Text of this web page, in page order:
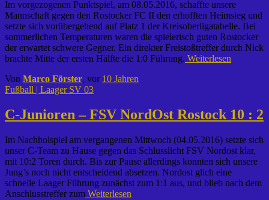
Im vorgezogenen Punktspiel, am 08.05.2016, schaffte unsere
Mannschaft gegen den Rostocker FC II den erhofften Heimsieg und
setzte sich vorübergehend auf Platz 1 der Kreisoberligatabelle. Bei
sommerlichen Temperaturen waren die spielerisch guten Rostocker
der erwartet schwere Gegner. Ein direkter Freistoßtreffer durch Nick
brachte Mitte der ersten Hälfte die 1:0 Führung. Weiterlesen
Von Marco Förster, vor 10 Jahren
Fußball | Laager SV 03
C-Junioren – FSV NordOst Rostock 10 : 2
Im Nachholspiel am vergangenen Mittwoch (04.05.2016) setzte sich
unser C-Team zu Hause gegen das Schlusslicht FSV Nordost klar,
mit 10:2 Toren durch. Bis zur Pause allerdings konnten sich unsere
Jung’s noch nicht entscheidend absetzen. Nordost glich eine
schnelle Laager Führung zunächst zum 1:1 aus, und blieb nach dem
Anschlusstreffer zum Weiterlesen